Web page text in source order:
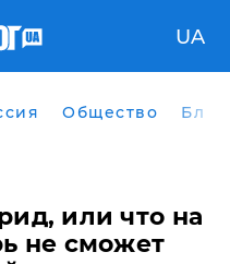
UA
Общество
или что на
не сможет